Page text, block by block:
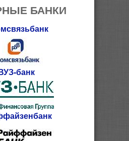
БАНКИ
банк